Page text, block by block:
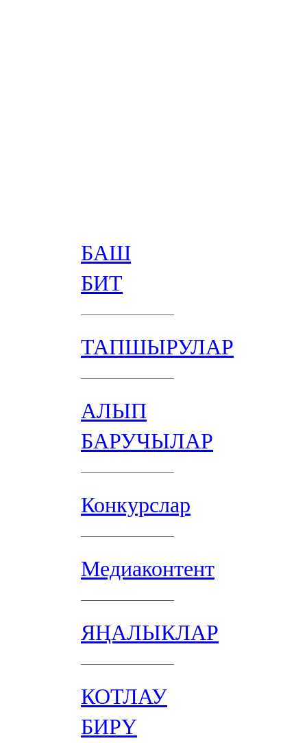
БАШ
БИТ
ТАПШЫРУЛАР
АЛЫП
БАРУЧЫЛАР
Конкурслар
Медиаконтент
ЯҢАЛЫКЛАР
КОТЛАУ
БИРҮ